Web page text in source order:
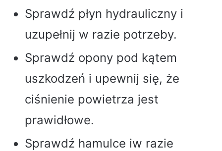
Sprawdź płyn hydrauliczny i
uzupełnij w razie potrzeby.
Sprawdź opony pod kątem
uszkodzeń i upewnij się, że
ciśnienie powietrza jest
prawidłowe.
Sprawdź hamulce iw razie